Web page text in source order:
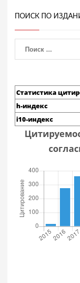
ПОИСК ПО
Статистика
h-индекс
i10-индекс